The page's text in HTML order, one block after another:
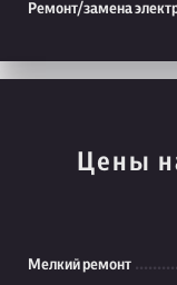
Ремонт/замена
Цены
Мелкий ремонт